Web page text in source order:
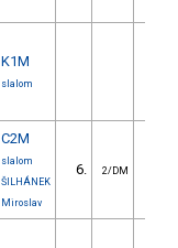
K1M
slalom
C2M
slalom
ŠILHÁNEK
Miroslav
6. 2/DM